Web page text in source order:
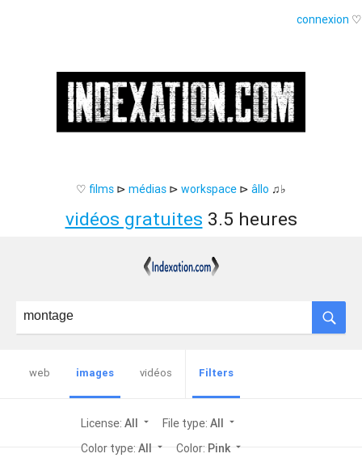
connexion ♡
♡ films ⊳ médias ⊳ workspace ⊳ âllo ♫♭
vidéos gratuites 3.5 heures
web images vidéos Filters
License: All arrow_drop_down File type: All arrow_drop_down
Color type: All arrow_drop_down Color: Pink arrow_drop_down